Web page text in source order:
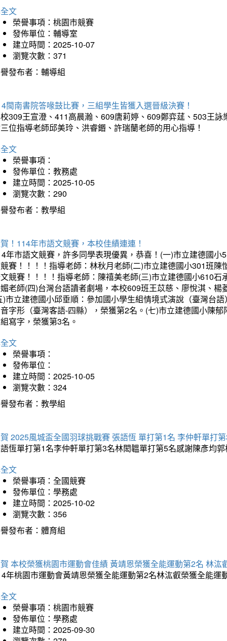
文
榮譽事項：桃園市競賽
發佈單位：輔導室
建立時間：2025-10-07
瀏覽次數：371
發布者：輔導組
閩南書院答喙鼓比賽，三組學生皆獲入選晉級決賽！
309王宣澄、411高晨瀚、609唐莉婷、609鄭弈莛、503王
位指導老師邱美玲、洪睿鍲、許瑞蘭老師的用心指導！
文
榮譽事項：
發佈單位：教務處
建立時間：2025-10-05
瀏覽次數：290
發布者：教學組
！114年市語文競賽，本校佳績連連！
年市語文競賽，許多同學表現優異，恭喜！(一)市立建德國
賽！！！！指導老師：林秋月老師(二)市立建德國小301班
競賽！！！！指導老師：陳禧美老師(三)市立建德國小610
老師(四)台灣台語讀者劇場，本校609班王苡慈、廖悅淇、
)市立建德國小邱垂順：參加國小學生組情境式演說（臺灣台
字形（臺灣客語-四縣），榮獲第2名。(七)市立建德國小陳
寫字，榮獲第3名。
文
榮譽事項：
發佈單位：
建立時間：2025-10-05
瀏覽次數：324
發布者：教學組
2025風城盃全國羽球挑戰賽 張語恆 單打第1名 李仲軒單打
恆單打第1名李仲軒單打第3名林閎韞單打第5名感謝陳彥均
文
榮譽事項：全國競賽
發佈單位：學務處
建立時間：2025-10-02
瀏覽次數：356
發布者：體育組
本校榮獲桃園市運動會佳績 黃靖恩榮獲全能運動第2名 林汯
年桃園市運動會黃靖恩榮獲全能運動第2名林汯叡榮獲全能運
文
榮譽事項：桃園市競賽
發佈單位：學務處
建立時間：2025-09-30